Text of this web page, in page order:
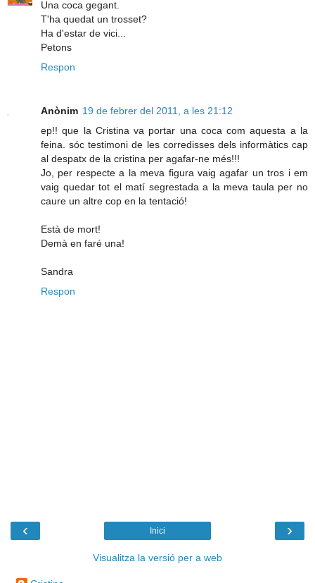
Una coca gegant.
T'ha quedat un trosset?
Ha d'estar de vici...
Petons
Respon
Anònim 19 de febrer del 2011, a les 21:12
ep!! que la Cristina va portar una coca com aquesta a la
feina. sóc testimoni de les corredisses dels informàtics cap
al despatx de la cristina per agafar-ne més!!!
Jo, per respecte a la meva figura vaig agafar un tros i em
vaig quedar tot el matí segrestada a la meva taula per no
caure un altre cop en la tentació!
Està de mort!
Demà en faré una!
Sandra
Respon
‹ ›
Inici
Visualitza la versió per a web